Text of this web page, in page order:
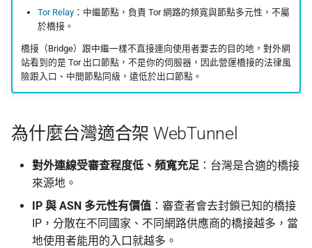
Asian Diceware：帶亞
的英文密語字典
用 AI 工作時怎麼避免
外洩
監控與健康檢查
軟體更新
事件處置 runbook
常見問題
一同瞭解
官方參考文件
Tor Relay：中繼節點，負責 Tor 網路的頻寬與節點多元性，不屬
於橋接。
橋接（Bridge）跟中繼一樣不直接連向使用者要去的目的地，對外網
站看到的是 Tor 出口節點，不是你的伺服器，因此營運橋接的法律風
險跟入口、中間節點同級，遠低於出口節點。
為什麼台灣適合架 WebTunnel
對外連線受審查程度低、頻寬充足：台灣是合適的橋接
來源地。
IP 與 ASN 多元性有價值 ：審查者會去封鎖已知的橋接
IP，分散在不同國家、不同網路供應商的橋接越多，當
地使用者能用的入口就越多。